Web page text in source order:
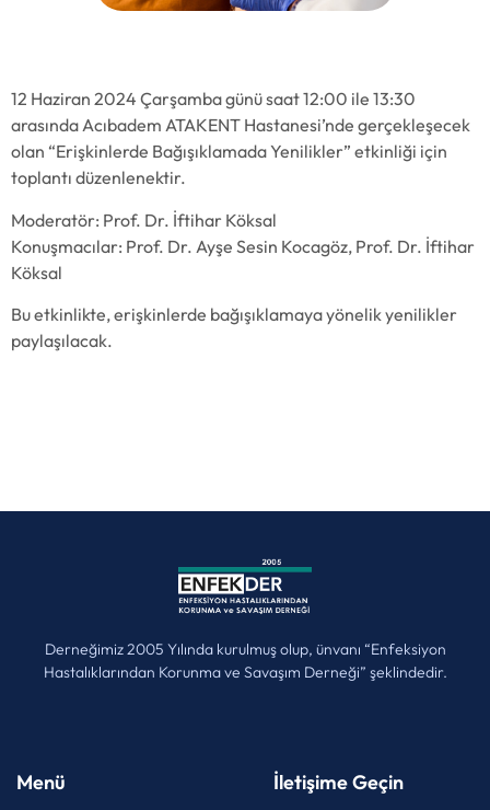
12 Haziran 2024 Çarşamba günü saat 12:00 ile 13:30
arasında Acıbadem ATAKENT Hastanesi’nde gerçekleşecek
olan “Erişkinlerde Bağışıklamada Yenilikler” etkinliği için
toplantı düzenlenektir.
Moderatör: Prof. Dr. İftihar Köksal
Konuşmacılar: Prof. Dr. Ayşe Sesin Kocagöz, Prof. Dr. İftihar
Köksal
Bu etkinlikte, erişkinlerde bağışıklamaya yönelik yenilikler
paylaşılacak.
Derneğimiz 2005 Yılında kurulmuş olup, ünvanı “Enfeksiyon
Hastalıklarından Korunma ve Savaşım Derneği” şeklindedir.
Menü İletişime Geçin